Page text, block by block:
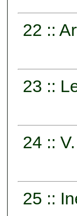
22 ::
23 ::
24 ::
25 ::